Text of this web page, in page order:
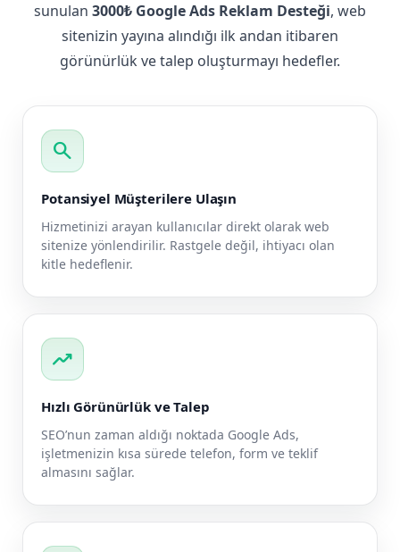
sunulan 3000₺ Google Ads Reklam Desteği, web
sitenizin yayına alındığı ilk andan itibaren
görünürlük ve talep oluşturmayı hedefler.
search
Potansiyel Müşterilere Ulaşın
Hizmetinizi arayan kullanıcılar direkt olarak web
sitenize yönlendirilir. Rastgele değil, ihtiyacı olan
kitle hedeflenir.
trending_up
Hızlı Görünürlük ve Talep
SEO’nun zaman aldığı noktada Google Ads,
işletmenizin kısa sürede telefon, form ve teklif
almasını sağlar.